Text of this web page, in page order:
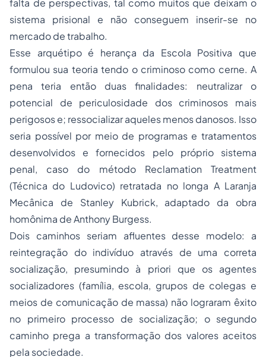
falta de perspectivas, tal como muitos que deixam o
sistema prisional e não conseguem inserir-se no
mercado de trabalho.
Esse arquétipo é herança da Escola Positiva que
formulou sua teoria tendo o criminoso como cerne. A
pena teria então duas finalidades: neutralizar o
potencial de periculosidade dos criminosos mais
perigosos e; ressocializar aqueles menos danosos. Isso
seria possível por meio de programas e tratamentos
desenvolvidos e fornecidos pelo próprio sistema
penal, caso do método Reclamation Treatment
(Técnica do Ludovico) retratada no longa A Laranja
Mecânica de Stanley Kubrick, adaptado da obra
homônima de Anthony Burgess.
Dois caminhos seriam afluentes desse modelo: a
reintegração do indivíduo através de uma correta
socialização, presumindo à priori que os agentes
socializadores (família, escola, grupos de colegas e
meios de comunicação de massa) não lograram êxito
no primeiro processo de socialização; o segundo
caminho prega a transformação dos valores aceitos
pela sociedade.